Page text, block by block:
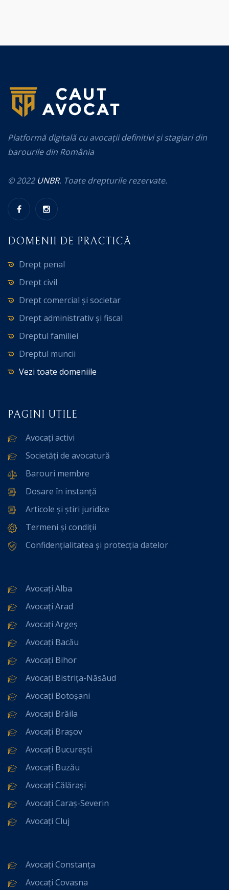
Platformă digitală cu avocații definitivi și stagiari din
barourile din România
© 2022 UNBR. Toate drepturile rezervate.
DOMENII DE PRACTICĂ
Drept penal
Drept civil
Drept comercial și societar
Drept administrativ și fiscal
Dreptul familiei
Dreptul muncii
Vezi toate domeniile
PAGINI UTILE
Avocați activi
Societăți de avocatură
Barouri membre
Dosare în instanță
Articole și știri juridice
Termeni și condiții
Confidențialitatea și protecția datelor
Avocați Alba
Avocați Arad
Avocați Argeș
Avocați Bacău
Avocați Bihor
Avocați Bistrița-Năsăud
Avocați Botoșani
Avocați Brăila
Avocați Brașov
Avocați București
Avocați Buzău
Avocați Călărași
Avocați Caraș-Severin
Avocați Cluj
Avocați Constanța
Avocați Covasna